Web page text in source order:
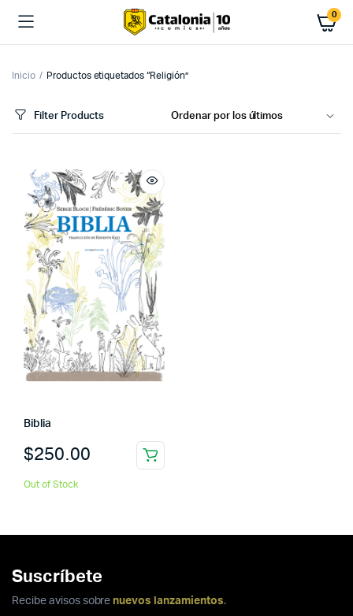
0
Inicio Productos etiquetados “Religión”
Filter Products
Biblia
$250.00
Out of Stock
Suscríbete
Recibe avisos sobre nuevos lanzamientos.